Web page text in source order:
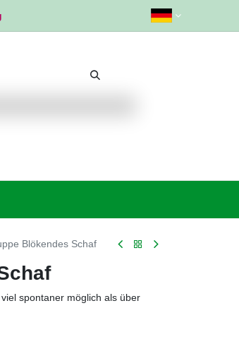
Blökendes Schaf
spontaner möglich als über